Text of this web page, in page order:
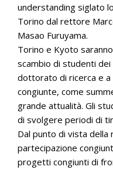
understanding siglato
Torino dal rettore
Masao Furuyama.
Torino e Kyoto
scambio di studenti
dottorato di ricerca e a
congiunte, come
grande attualità. Gli
di svolgere periodi di
Dal punto di vista della
partecipazione
progetti congiunti di